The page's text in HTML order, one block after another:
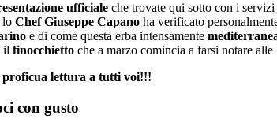
ufficiale che trovate qui sotto con i
lo Chef Giuseppe Capano ha verificato
e di come questa erba intensamente
il finocchietto che a marzo comincia a farsi notare
proficua lettura a tutti voi!!!
con gusto